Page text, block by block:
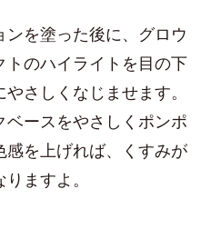
ンを塗った後に、グロウ
トのハイライトを目の下
さしくなじませます。
ベースをやさしくポンポ
感を上げれば、くすみが
ますよ。